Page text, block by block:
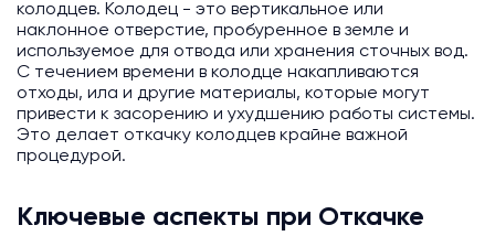
колодцев. Колодец - это вертикальное или
наклонное отверстие, пробуренное в земле и
используемое для отвода или хранения сточных вод.
С течением времени в колодце накапливаются
отходы, ила и другие материалы, которые могут
привести к засорению и ухудшению работы системы.
Это делает откачку колодцев крайне важной
процедурой.
Ключевые аспекты при Откачке